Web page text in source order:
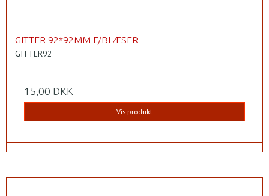
GITTER 92*92MM F/BLÆSER
GITTER92
15,00 DKK
Vis produkt